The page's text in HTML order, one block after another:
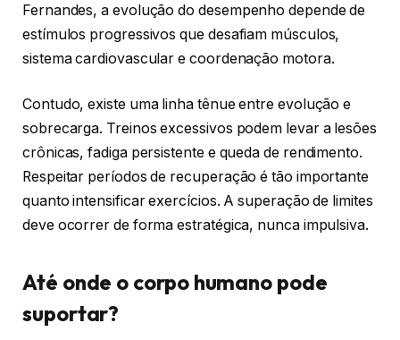
Fernandes, a evolução do desempenho depende de
estímulos progressivos que desafiam músculos,
sistema cardiovascular e coordenação motora.
Contudo, existe uma linha tênue entre evolução e
sobrecarga. Treinos excessivos podem levar a lesões
crônicas, fadiga persistente e queda de rendimento.
Respeitar períodos de recuperação é tão importante
quanto intensificar exercícios. A superação de limites
deve ocorrer de forma estratégica, nunca impulsiva.
Até onde o corpo humano pode
suportar?